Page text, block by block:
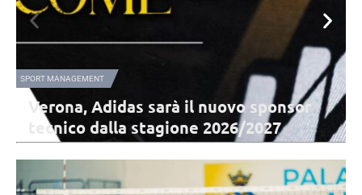
NAZIONALE FEMMINILE
Nazionale B femminile, buona la prima
nelle amichevoli: battuta la Grecia 3-2
preparazione ai Giochi del Mediterraneo. Prossimo match sabato 8
agosto contro la Svezia.